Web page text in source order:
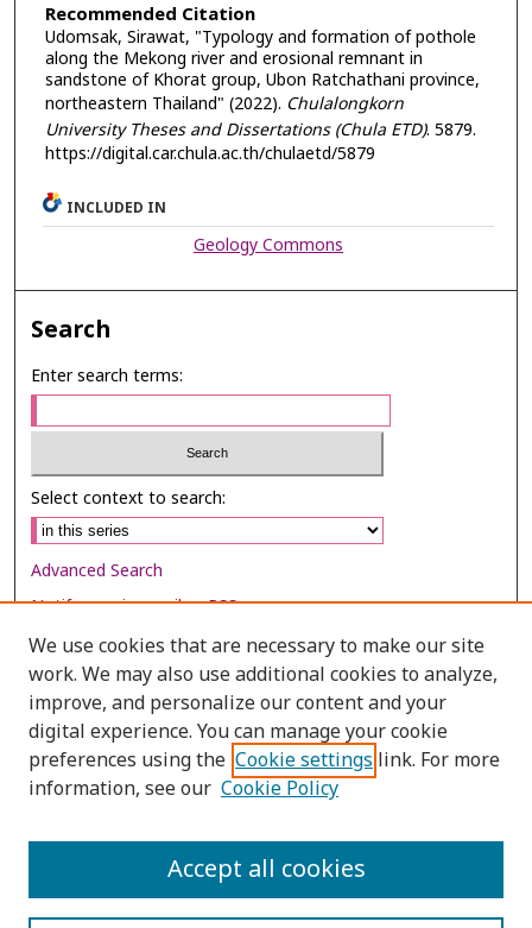
Recommended Citation
Udomsak, Sirawat, "Typology and formation of pothole
along the Mekong river and erosional remnant in
sandstone of Khorat group, Ubon Ratchathani province,
northeastern Thailand" (2022). Chulalongkorn
University Theses and Dissertations (Chula ETD). 5879.
https://digital.car.chula.ac.th/chulaetd/5879
INCLUDED IN
Geology Commons
Search
Enter search terms:
Select context to search:
Advanced Search
Notify me via email orRSS
Browse
Collections
Disciplines
Authors
We use cookies that are necessary to make our site
work. We may also use additional cookies to analyze,
improve, and personalize our content and your
digital experience. You can manage your cookie
preferences using the Cookie settings link. For more
information, see our Cookie Policy
Accept all cookies